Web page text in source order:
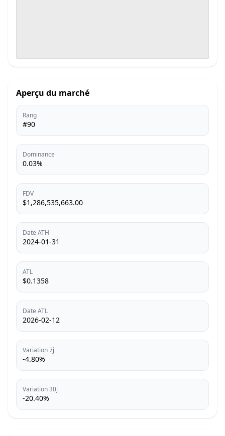
Aperçu du marché
Rang
#90
Dominance
0.03%
FDV
$1,286,535,663.00
Date ATH
2024-01-31
ATL
$0.1358
Date ATL
2026-02-12
Variation 7j
-4.80%
Variation 30j
-20.40%